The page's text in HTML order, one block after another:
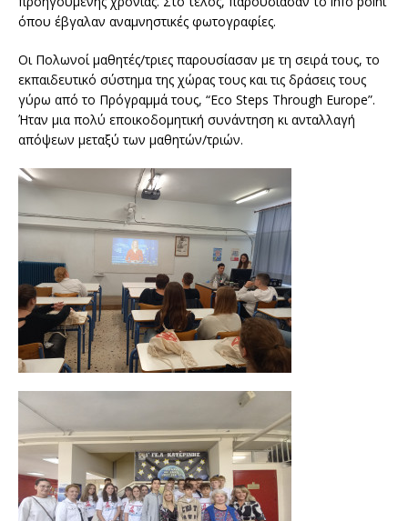
όπου έβγαλαν αναμνηστικές φωτογραφίες.
Οι Πολωνοί μαθητές/τριες παρουσίασαν με τη σειρά τους, το
εκπαιδευτικό σύστημα της χώρας τους και τις δράσεις τους
γύρω από το Πρόγραμμά τους, “Eco Steps Through Europe”.
Ήταν μια πολύ εποικοδομητική συνάντηση κι ανταλλαγή
απόψεων μεταξύ των μαθητών/τριών.